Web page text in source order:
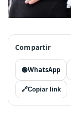
Compartir
🟢WhatsApp
🔗Copiar link